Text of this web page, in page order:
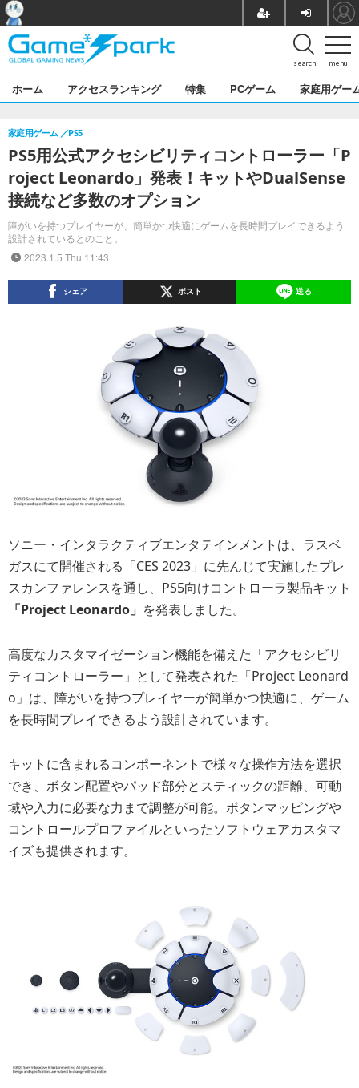
menu
search
ホーム アクセスランキング 特集 PCゲーム 家庭用ゲー
PS5用公式アクセシビリティコントローラー「P
roject Leonardo」発表！キットやDualSense
接続など多数のオプション
障がいを持つプレイヤーが、簡単かつ快適にゲームを長時間プレイできるよう
設計されているとのこと。
家庭用ゲーム PS5
2023.1.5 Thu 11:43
シェア ポスト 送る
ソニー・インタラクティブエンタテインメントは、ラスベ
ガスにて開催される「CES 2023」に先んじて実施したプレ
スカンファレンスを通し、PS5向けコントローラ製品キット
「Project Leonardo」 を発表しました。
高度なカスタマイゼーション機能を備えた「アクセシビリ
ティコントローラー」として発表された「Project Leonard
o」は、障がいを持つプレイヤーが簡単かつ快適に、ゲーム
を長時間プレイできるよう設計されています。
キットに含まれるコンポーネントで様々な操作方法を選択
でき、ボタン配置やパッド部分とスティックの距離、可動
域や入力に必要な力まで調整が可能。ボタンマッピングや
コントロールプロファイルといったソフトウェアカスタマ
イズも提供されます。